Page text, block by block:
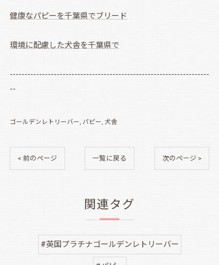
健康なパピーを千葉県でブリード
環境に配慮した犬舎を千葉県で
--------------------------------------------------------------------
--
ゴールデンレトリーバー パピー 犬舎
< 前のページ 一覧に戻る 次のページ >
関連タグ
#英国プラチナゴールデンレトリーバー